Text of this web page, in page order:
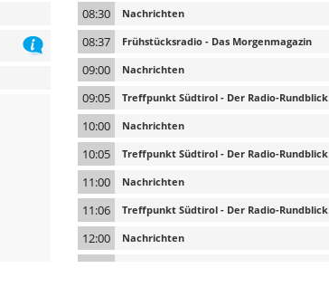
08:30 Nachrichten
08:37 Frühstücksradio - Das Morgenmagazin
09:00 Nachrichten
09:05 Treffpunkt Südtirol - Der Radio-Rundblick
10:00 Nachrichten
10:05 Treffpunkt Südtirol - Der Radio-Rundblick
11:00 Nachrichten
11:06 Treffpunkt Südtirol - Der Radio-Rundblick
12:00 Nachrichten
12:12